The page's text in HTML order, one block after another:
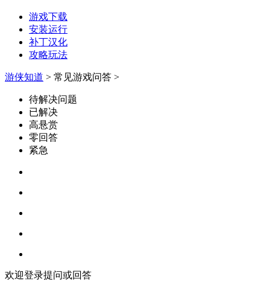
游戏下载
安装运行
补丁汉化
攻略玩法
游侠知道 > 常见游戏问答 >
待解决问题
已解决
高悬赏
零回答
紧急
欢迎登录提问或回答